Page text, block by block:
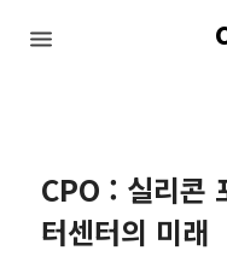
CPO : 실리콘
터센터의 미래